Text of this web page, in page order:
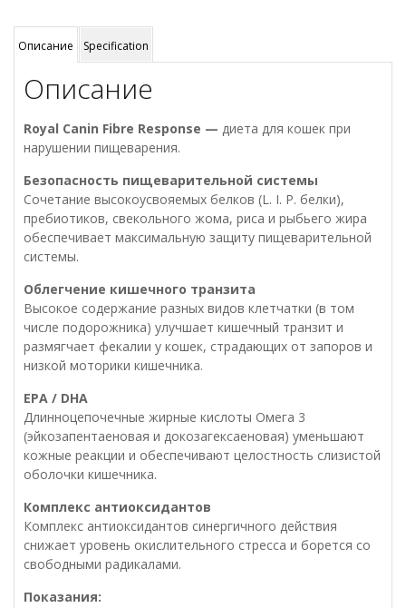
Описание Specification
Описание
Royal Canin Fibre Response — диета для кошек при
нарушении пищеварения.
Безопасность пищеварительной системы
Сочетание высокоусвояемых белков (L. I. P. белки),
пребиотиков, свекольного жома, риса и рыбьего жира
обеспечивает максимальную защиту пищеварительной
системы.
Облегчение кишечного транзита
Высокое содержание разных видов клетчатки (в том
числе подорожника) улучшает кишечный транзит и
размягчает фекалии у кошек, страдающих от запоров и
низкой моторики кишечника.
EPA / DHA
Длинноцепочечные жирные кислоты Омега 3
(эйкозапентаеновая и докозагексаеновая) уменьшают
кожные реакции и обеспечивают целостность слизистой
оболочки кишечника.
Комплекс антиоксидантов
Комплекс антиоксидантов синергичного действия
снижает уровень окислительного стресса и борется со
свободными радикалами.
Показания: